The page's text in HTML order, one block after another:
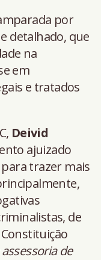
por
detalhado, que
na
em
e tratados
Deivid
ajuizado
trazer mais
de
de